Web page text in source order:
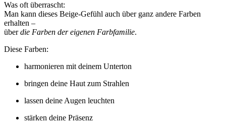
Was oft überrascht:
Man kann dieses Beige-Gefühl auch über ganz andere Farben
erhalten –
überdie Farben der eigenen Farbfamilie.
Diese Farben:
harmonieren mit deinem Unterton
bringen deine Haut zum Strahlen
lassen deine Augen leuchten
stärken deine Präsenz